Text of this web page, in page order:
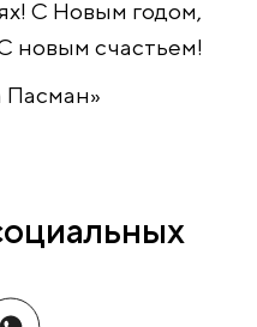
С Новым годом,
новым счастьем!
Пасман»